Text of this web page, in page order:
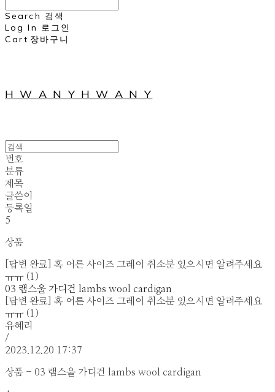
Search 검색
Log In 로그인
Cart 장바구니
H W A N Y H W A N Y
번호
분류
제목
글쓴이
등록일
5
상품
[답변 완료] 혹 어른 사이즈 그레이 취소분 있으시면 알려주세요
ㅠㅠ (1)
03 램스울 가디건 lambs wool cardigan
[답변 완료] 혹 어른 사이즈 그레이 취소분 있으시면 알려주세요
ㅠㅠ (1)
유혜리
/
2023.12.20 17:37
상품 - 03 램스울 가디건 lambs wool cardigan